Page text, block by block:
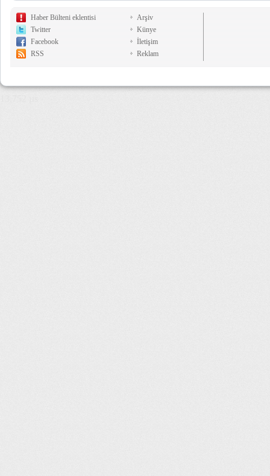
Haber Bülteni eklentisi
Twitter
Facebook
RSS
Arşiv
Künye
İletişim
Reklam